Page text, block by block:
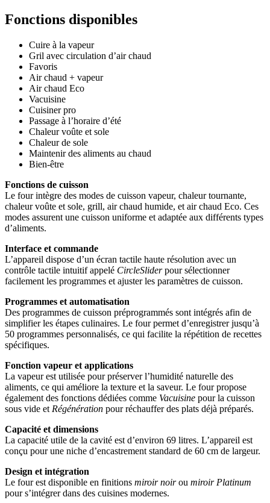
Fonctions disponibles
Cuire à la vapeur
Gril avec circulation d’air chaud
Favoris
Air chaud + vapeur
Air chaud Eco
Vacuisine
Cuisiner pro
Passage à l’horaire d’été
Chaleur voûte et sole
Chaleur de sole
Maintenir des aliments au chaud
Bien-être
Fonctions de cuisson
Le four intègre des modes de cuisson vapeur, chaleur tournante,
chaleur voûte et sole, grill, air chaud humide, et air chaud Eco. Ces
modes assurent une cuisson uniforme et adaptée aux différents types
d’aliments.
Interface et commande
L’appareil dispose d’un écran tactile haute résolution avec un
contrôle tactile intuitif appelé CircleSliderpour sélectionner
facilement les programmes et ajuster les paramètres de cuisson.
Programmes et automatisation
Des programmes de cuisson préprogrammés sont intégrés afin de
simplifier les étapes culinaires. Le four permet d’enregistrer jusqu’à
50 programmes personnalisés, ce qui facilite la répétition de recettes
spécifiques.
Fonction vapeur et applications
La vapeur est utilisée pour préserver l’humidité naturelle des
aliments, ce qui améliore la texture et la saveur. Le four propose
également des fonctions dédiées comme Vacuisine pour la cuisson
sous vide et Régénération pour réchauffer des plats déjà préparés.
Capacité et dimensions
La capacité utile de la cavité est d’environ 69 litres. L’appareil est
conçu pour une niche d’encastrement standard de 60 cm de largeur.
Design et intégration
Le four est disponible en finitions miroir noirou miroir Platinum
pour s’intégrer dans des cuisines modernes.